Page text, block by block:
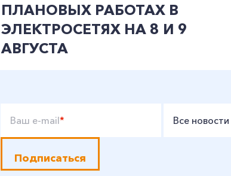
ПЛАНОВЫХ РАБОТАХ В
ЭЛЕКТРОСЕТЯХ НА 8 И 9
АВГУСТА
Ваш e-mail* Все новости
Подписаться